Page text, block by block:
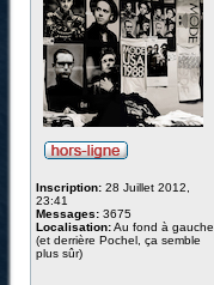
Inscription: 28 Juillet 2012,
23:41
Messages: 3675
Localisation:Au fond à gauche
(et derrière Pochel, ça semble
plus sûr)